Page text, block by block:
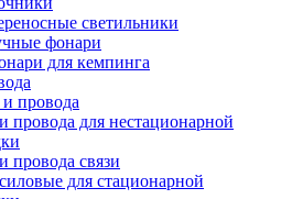
светильники
фонари
для кемпинга
провода
провода для нестационарной
провода связи
для стационарной